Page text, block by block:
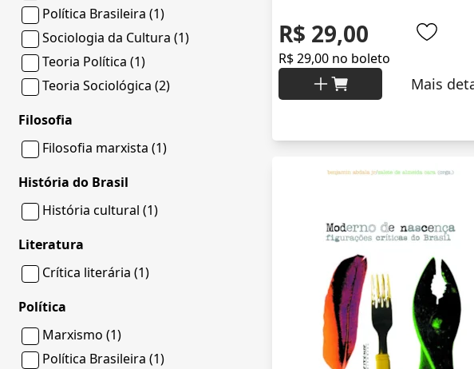
Política Brasileira (1)
Sociologia da Cultura (1)
Teoria Política (1)
Teoria Sociológica (2)
Filosofia
Filosofia marxista (1)
História do Brasil
História cultural (1)
Literatura
Crítica literária (1)
Política
Marxismo (1)
Política Brasileira (1)
R$ 29,00
R$ 29,00 no boleto
Mais